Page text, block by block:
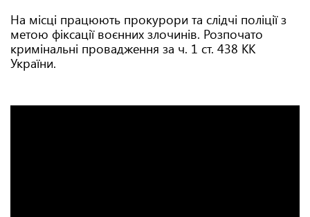
На місці працюють прокурори та слідчі поліції з
метою фіксації воєнних злочинів. Розпочато
кримінальні провадження за ч. 1 ст. 438 КК
України.